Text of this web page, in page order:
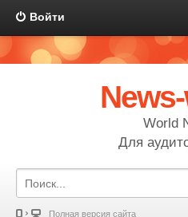
Войти
World
Для
Полная версия сайта